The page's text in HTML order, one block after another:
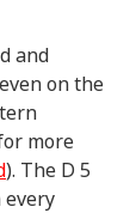
and
on the
more
). The D 5